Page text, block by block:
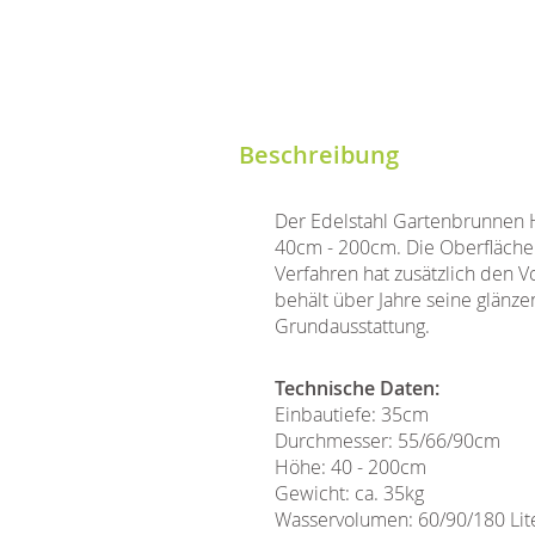
Beschreibung
Der Edelstahl Gartenbrunnen
40cm - 200cm. Die
Verfahren hat zusätzlich den
behält über Jahre seine
Grundausstattung.
Technische Daten:
Einbautiefe: 35cm
Durchmesser: 55/66/90cm
Höhe: 40 - 200cm
Gewicht: ca. 35kg
Wasservolumen: 60/90/180